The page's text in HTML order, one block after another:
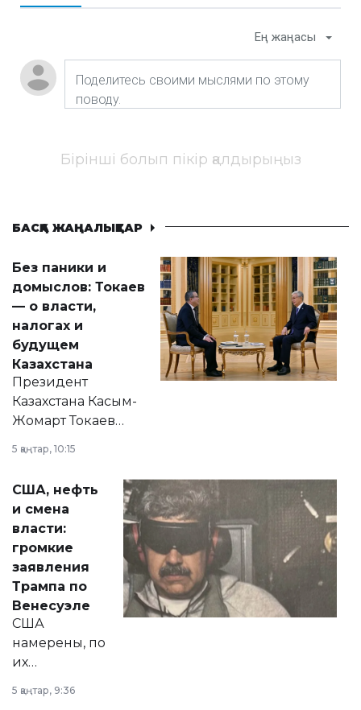
Ең жаңасы
Бірінші болып пікір қалдырыңыз
БАСҚА ЖАҢАЛЫҚТАР
Без паники и
домыслов: Токаев
— о власти,
налогах и
будущем
Казахстана
Президент
Казахстана Касым-
Жомарт Токаев
сразу несколько
актуальных тем —
от слухов о
политических
реформах до
вопросов армии,
экономики и
личного здоровья.
5 қаңтар, 10:15
США, нефть
и смена
власти:
громкие
заявления
Трампа по
Венесуэле
США
намерены, по
их
принести
5 қаңтар, 9:36